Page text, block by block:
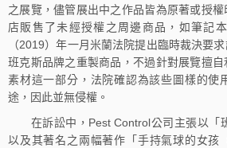
之展覽，儘管展出中之作品皆為原著或授
店販售了未經授權之周邊商品，如筆記
（2019）年一月米蘭法院提出臨時裁決要
班克斯品牌之重製商品，不過針對展覽擅
素材這一部分，法院確認為該些圖樣的使
途，因此並無侵權。
在訴訟中，Pest Control公司主張以「
以及其著名之兩幅著作「手持氣球的女孩